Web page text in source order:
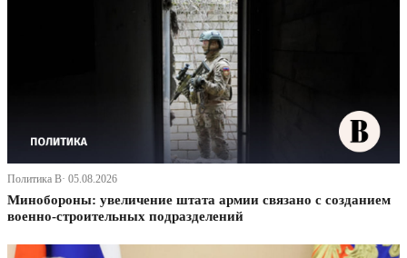
Политика В· 05.08.2026
Минобороны: увеличение штата армии связано с созданием
военно-строительных подразделений